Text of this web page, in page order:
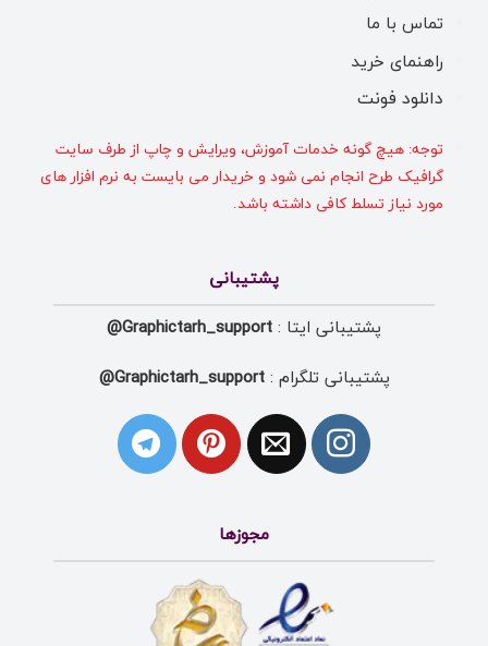
تماس با ما
راهنمای خرید
دانلود فونت
توجه: هیچ گونه خدمات آموزش، ویرایش و چاپ از طرف سایت
گرافیک طرح انجام نمی شود و خریدار می بایست به نرم افزار های
مورد نیاز تسلط کافی داشته باشد.
پشتیبانی
پشتیبانی ایتا : Graphictarh_support@
پشتیبانی تلگرام :Graphictarh_support@
مجوزها